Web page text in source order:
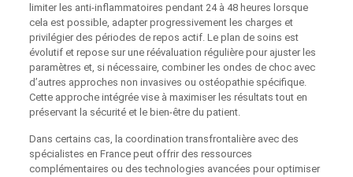
limiter les anti-inflammatoires pendant 24 à 48 heures lorsque
cela est possible, adapter progressivement les charges et
privilégier des périodes de repos actif. Le plan de soins est
évolutif et repose sur une réévaluation régulière pour ajuster les
paramètres et, si nécessaire, combiner les ondes de choc avec
d’autres approches non invasives ou ostéopathie spécifique.
Cette approche intégrée vise à maximiser les résultats tout en
préservant la sécurité et le bien-être du patient.
Dans certains cas, la coordination transfrontalière avec des
spécialistes en France peut offrir des ressources
complémentaires ou des technologies avancées pour optimiser